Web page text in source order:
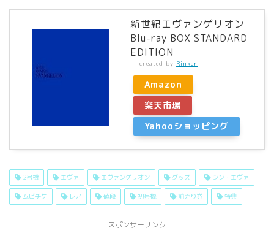
新世紀エヴァンゲリオン
Blu-ray BOX STANDARD
EDITION
created by Rinker
Amazon
楽天市場
Yahooショッピング
2号機 エヴァ エヴァンゲリオン グッズ シン・エヴァ
ムビチケ レア 値段 初号機 前売り券 特典
スポンサーリンク